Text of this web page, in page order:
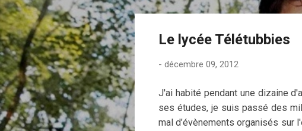
Le lycée Télétubbies
- décembre 09, 2012
J'ai habité pendant une dizaine
ses études, je suis passé des
mal d’évènements organisés sur